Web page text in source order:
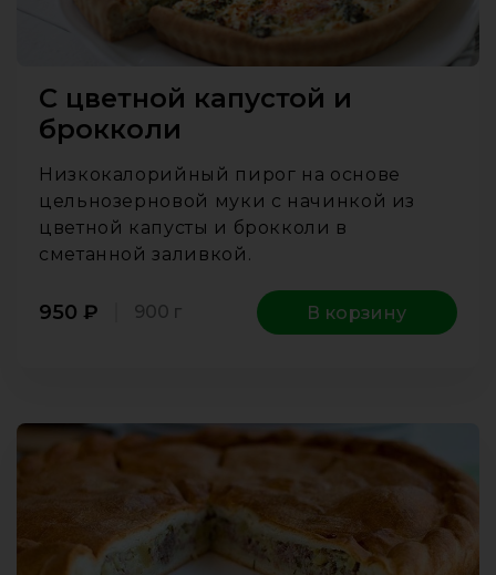
С цветной капустой и
брокколи
Низкокалорийный пирог на основе
цельнозерновой муки с начинкой из
цветной капусты и брокколи в
сметанной заливкой.
950 ₽ 900 г В корзину